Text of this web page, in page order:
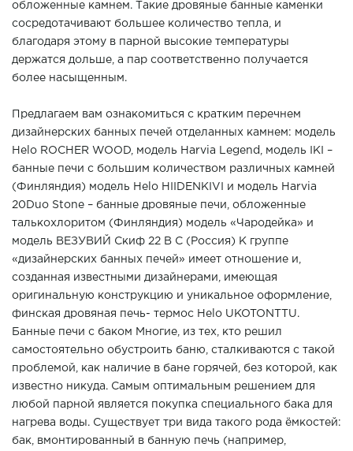
обложенные камнем. Такие дровяные банные каменки
сосредотачивают большее количество тепла, и
благодаря этому в парной высокие температуры
держатся дольше, а пар соответственно получается
более насыщенным.
Предлагаем вам ознакомиться с кратким перечнем
дизайнерских банных печей отделанных камнем: модель
Helo ROCHER WOOD, модель Harvia Legend, модель IKI –
банные печи с большим количеством различных камней
(Финляндия) модель Helo HIIDENKIVI и модель Harvia
20Duo Stone – банные дровяные печи, обложенные
талькохлоритом (Финляндия) модель «Чародейка» и
модель ВЕЗУВИЙ Скиф 22 В С (Россия) К группе
«дизайнерских банных печей» имеет отношение и,
созданная известными дизайнерами, имеющая
оригинальную конструкцию и уникальное оформление,
финская дровяная печь- термос Helo UKOTONTTU.
Банные печи с баком Многие, из тех, кто решил
самостоятельно обустроить баню, сталкиваются с такой
проблемой, как наличие в бане горячей, без которой, как
известно никуда. Самым оптимальным решением для
любой парной является покупка специального бака для
нагрева воды. Существует три вида такого рода ёмкостей:
бак, вмонтированный в банную печь (например,